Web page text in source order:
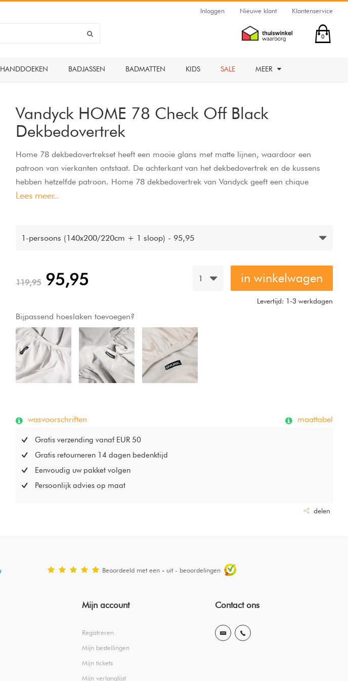
Inloggen Nieuwe klant Klantenservice
0
HANDDOEKEN BADJASSEN BADMATTEN KIDS SALE MEER
Vandyck HOME 78 Check Off Black
Dekbedovertrek
Home 78 dekbedovertrekset heeft een mooie glans met matte lijnen, waardoor een
patroon van vierkanten ontstaat. De achterkant van het dekbedovertrek en de kussens
hebben hetzelfde patroon. Home 78 dekbedovertrek van Vandyck geeft een chique
uitstraling aan je slaapkamer. Dit dekbedovertrek is gemaakt van 100% katoensatijn,
Lees meer..
1-persoons (140x200/220cm + 1 sloop) - 95,95
119,95 95,95 1 in winkelwagen
Levertijd: 1-3 werkdagen
Bijpassend hoeslaken toevoegen?
wasvoorschriften maattabel
Gratis verzending vanaf EUR 50
Gratis retourneren 14 dagen bedenktijd
Eenvoudig uw pakket volgen
Persoonlijk advies op maat
delen
Beoordeeld met een -uit - beoordelingen
Mijn account
Registreren
Mijn bestellingen
Mijn tickets
Mijn verlanglijst
Contact ons